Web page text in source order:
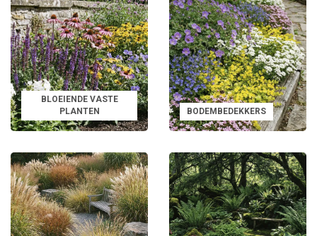
Waarom kiezen voor vaste planten?
Vaste planten staan bekend om hun duurzaamheid en veelzijdigheid. Ze
zijn winterhard, groeien meerdere jaren op dezelfde plek en worden
vaak elk seizoen mooier. Bovendien zijn ze beschikbaar in talloze
soorten, hoogtes en bloeiperioden, waardoor je eenvoudig een
gevarieerde tuin samenstelt.
Meerjarig en duurzaam
Ruime keuze in kleuren en bloeitijden
Vaak aantrekkelijk voor bijen en vlinders
Vaste planten voor elke standplaats
Of je tuin nu in de volle zon ligt, halfschaduw heeft of grotendeels
BLOEIENDE VASTE
PLANTEN
BODEMBEDEKKERS